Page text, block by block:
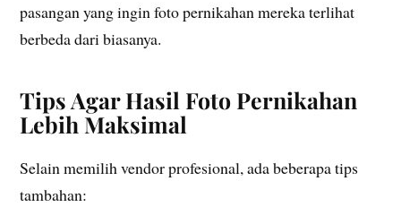
pasangan yang ingin foto pernikahan mereka terlihat
berbeda dari biasanya.
Tips Agar Hasil Foto Pernikahan
Lebih Maksimal
Selain memilih vendor profesional, ada beberapa tips
tambahan: